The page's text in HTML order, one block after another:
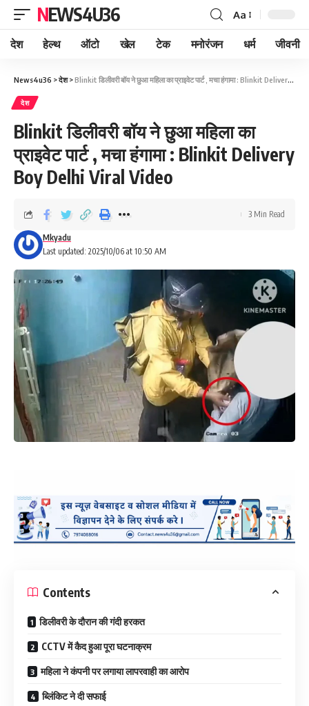
NEWS4U36 Aa
देश हेल्थ ऑटो खेल टेक मनोरंजन धर्म जीवनी
News4u36 >देश>Blinkit डिलीवरी बॉय ने छुआ महिला का प्राइवेट पार्ट , मचा हंगामा : Blinkit Delivery Boy Delhi Viral Video
देश
Blinkit डिलीवरी बॉय ने छुआ महिला का
प्राइवेट पार्ट , मचा हंगामा : Blinkit Delivery
Boy Delhi Viral Video
Last updated: 2025/10/06 at 10:50 AM
Mkyadu
3 Min Read
Contents
डिलीवरी के दौरान की गंदी हरकत
CCTV में कैद हुआ पूरा घटनाक्रम
महिला ने कंपनी पर लगाया लापरवाही का आरोप
ब्लिंकिट ने दी सफाई